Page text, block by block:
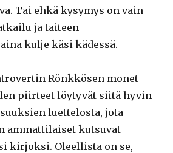
Tai ehkä kysymys on vain
ja taiteen
kulje käsi kädessä.
Rönkkösen monet
piirteet löytyvät siitä hyvin
luettelosta, jota
ammattilaiset kutsuvat
kirjoksi. Oleellista on se,